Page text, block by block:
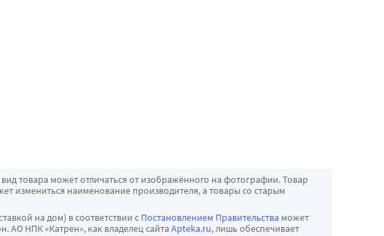
товара может отличаться от изображённого на фотографии. Товар
измениться наименование производителя, а товары со старым
на дом) в соответствии с Постановлением Правительства может
АО НПК «Катрен», как владелец сайта Apteka.ru, лишь обеспечивает